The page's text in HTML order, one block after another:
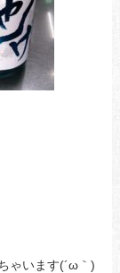
ゃいます(´ω｀)